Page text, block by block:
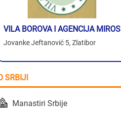
VILA BOROVA I AGENCIJA MIROS
Jovanke Jeftanović 5, Zlatibor
SRBIJI
Manastiri Srbije